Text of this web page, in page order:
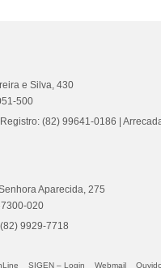
e Silva, 430
500
(82) 99641-0186 |
Aparecida, 275
020
9929-7718
SIGEN – Login Webmail